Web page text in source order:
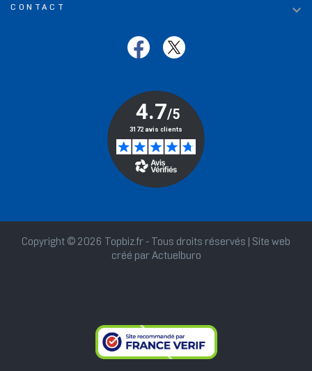
CONTACT 
Copyright © 2026 Topbiz.fr - Tous droits réservés | Site web
créé par Actuelburo